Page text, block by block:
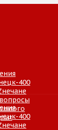
400
400